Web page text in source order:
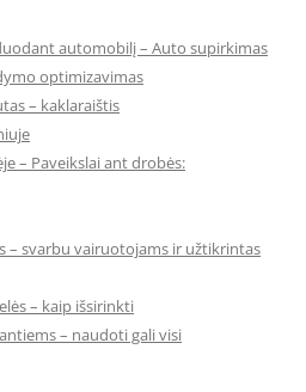
automobilį – Auto supirkimas
optimizavimas
– kaklaraištis
– Paveikslai ant drobės:
– svarbu vairuotojams ir užtikrintas
– kaip išsirinkti
– naudoti gali visi